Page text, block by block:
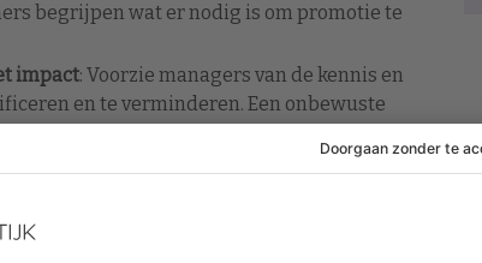
begrijpen wat er nodig is om promotie te
impact: Voorzie managers van de kennis en
en te verminderen. Een onbewuste
kan helpen om eerlijke besluitvorming te
te voorkomen.
en de criteria duidelijk aan alle
en geeft werknemers ook duidelijke doelen